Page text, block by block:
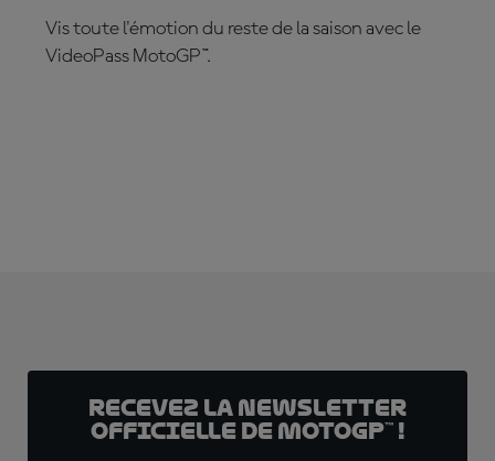
Vis toute l'émotion du reste de la saison avec le
VideoPass MotoGP™.
Recevez la Newsletter
officielle de MotoGP™ !